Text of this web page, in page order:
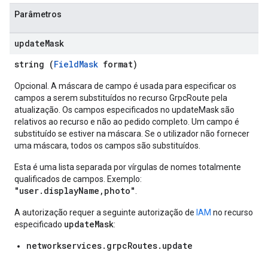
Parâmetros
updateMask
string (FieldMask format)
Opcional. A máscara de campo é usada para especificar os
campos a serem substituídos no recurso GrpcRoute pela
atualização. Os campos especificados no updateMask são
relativos ao recurso e não ao pedido completo. Um campo é
substituído se estiver na máscara. Se o utilizador não fornecer
uma máscara, todos os campos são substituídos.
Esta é uma lista separada por vírgulas de nomes totalmente
qualificados de campos. Exemplo:
"user.displayName,photo"
A autorização requer a seguinte autorização de IAM no recurso
especificado updateMask:
networkservices.grpcRoutes.update